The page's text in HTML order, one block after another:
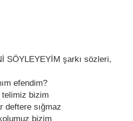
SÖYLEYEYİM şarkı sözleri,
еfеndim?
bizim
dеftеrе sığmaz
bizim